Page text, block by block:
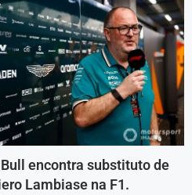
Bull encontra substituto de
Lambiase na F1.